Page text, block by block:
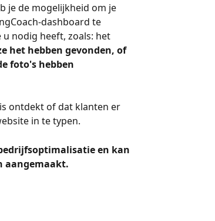
je de mogelijkheid om je
dashboard te
nodig heeft, zoals: het
het hebben gevonden, of
foto's hebben
ontdekt of dat klanten er
in te typen.
en kan
aangemaakt.